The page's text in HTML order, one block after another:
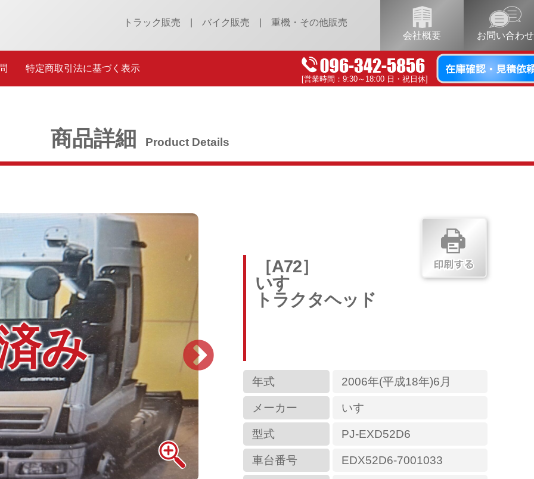
トラック販売 バイク販売
重機・その他販売
会社概要
お問い合わせ
特定商取引法に基づく表示
[営業時間：9:30～18:00 日・祝日休]
商品詳細 Product Details
み
［A72］
いすゞ
トラクタヘッド
年式 2006年(平成18年)6月
メーカー いすゞ
型式 PJ-EXD52D6
車台番号 EDX52D6-7001033